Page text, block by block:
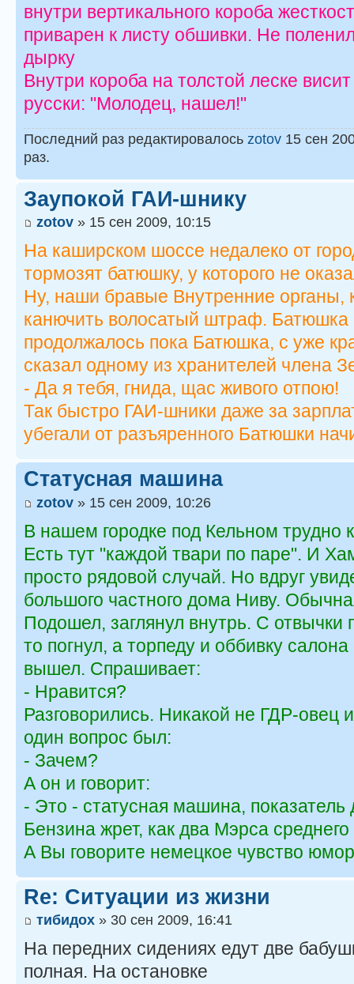
внутри вертикального короба
приварен к листу обшивки. Не
дырку
Внутри короба на толстой леске
русски: "Молодец, нашел!"
Последний раз редактировалось zotov 15 сен
раз.
Заупокой ГАИ-шнику
zotov » 15 сен 2009, 10:15
На каширском шоссе недалеко от
тормозят батюшку, у которого не
Ну, наши бравые Внутренние органы,
канючить волосатый штраф. Батюшка
продолжалось пока Батюшка, с уже
сказал одному из хранителей члена
- Да я тебя, гнида, щас живого отпою!
Так быстро ГАИ-шники даже за
убегали от разъяренного Батюшки
Статусная машина
zotov » 15 сен 2009, 10:26
В нашем городке под Кельном трудно
Есть тут "каждой твари по паре". И
просто рядовой случай. Но вдруг
большого частного дома Ниву.
Подошел, заглянул внутрь. С отвычки
то погнул, а торпеду и оббивку
вышел. Спрашивает:
- Нравится?
Разговорились. Никакой не ГДР-овец
один вопрос был:
- Зачем?
А он и говорит:
- Это - статусная машина,
Бензина жрет, как два Мэрса среднего
А Вы говорите немецкое чувство
Re: Ситуации из жизни
тибидох » 30 сен 2009, 16:41
На передних сидениях едут две
полная. На остановке